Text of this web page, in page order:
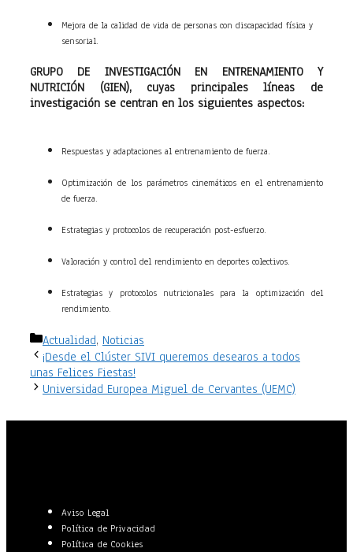
Mejora de la calidad de vida de personas con discapacidad física y
sensorial.
GRUPO DE INVESTIGACIÓN EN ENTRENAMIENTO Y
NUTRICIÓN (GIEN), cuyas principales líneas de
investigación se centran en los siguientes aspectos:
Respuestas y adaptaciones al entrenamiento de fuerza.
Optimización de los parámetros cinemáticos en el entrenamiento
de fuerza.
Estrategias y protocolos de recuperación post-esfuerzo.
Valoración y control del rendimiento en deportes colectivos.
Estrategias y protocolos nutricionales para la optimización del
rendimiento.
Categorías
Actualidad, Noticias
¡Desde el Clúster SIVI queremos desearos a todos
unas Felices Fiestas!
Universidad Europea Miguel de Cervantes (UEMC)
Aviso Legal
Política de Privacidad
Política de Cookies